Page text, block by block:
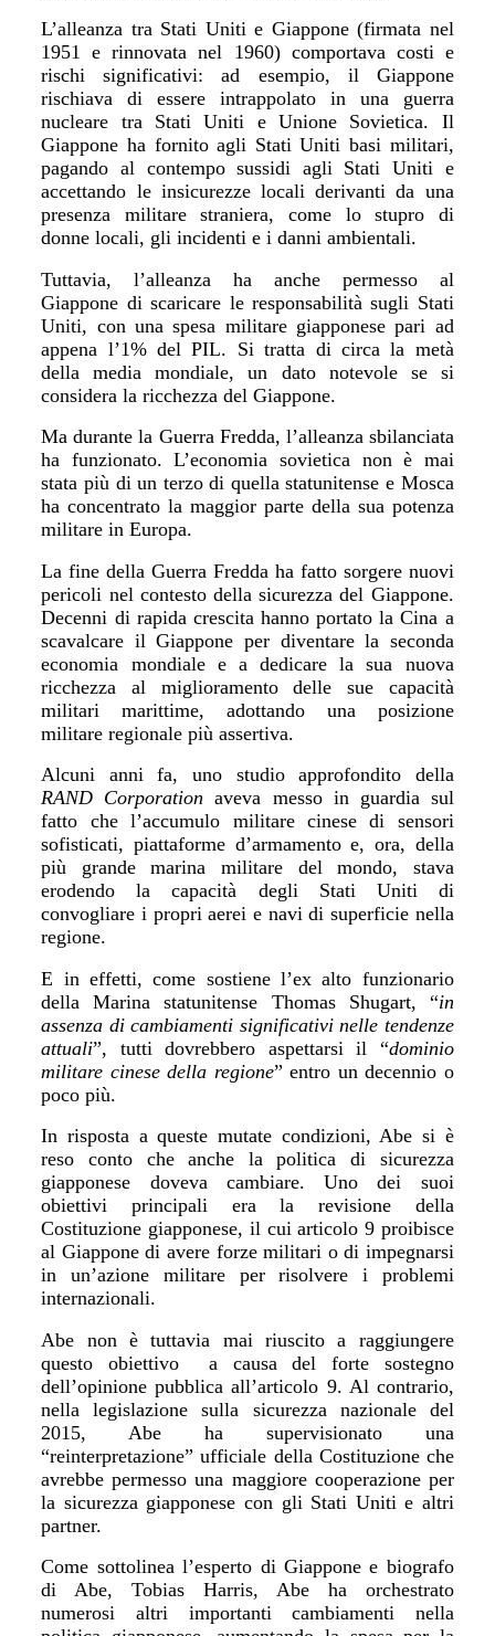
L’alleanza tra Stati Uniti e Giappone (firmata nel
1951 e rinnovata nel 1960) comportava costi e
rischi significativi: ad esempio, il Giappone
rischiava di essere intrappolato in una guerra
nucleare tra Stati Uniti e Unione Sovietica. Il
Giappone ha fornito agli Stati Uniti basi militari,
pagando al contempo sussidi agli Stati Uniti e
accettando le insicurezze locali derivanti da una
presenza militare straniera, come lo stupro di
donne locali, gli incidenti e i danni ambientali.
Tuttavia, l’alleanza ha anche permesso al
Giappone di scaricare le responsabilitàsugli Stati
Uniti, con una spesa militare giapponese pari ad
appena l’1% del PIL. Si tratta di circa la metà
della media mondiale, un dato notevole se si
considera la ricchezza del Giappone.
Ma durante la Guerra Fredda, l’alleanza sbilanciata
ha funzionato. L’economia sovietica non è mai
stata più di un terzo di quella statunitense e Mosca
ha concentrato la maggior parte della sua potenza
militare in Europa.
La fine della Guerra Fredda ha fatto sorgere nuovi
pericoli nel contesto della sicurezza del Giappone.
Decenni di rapida crescita hanno portato la Cina a
scavalcare il Giappone per diventare la seconda
economia mondiale e a dedicare la sua nuova
ricchezza al miglioramento delle sue capacità
militari marittime, adottando una posizione
militare regionale più assertiva.
Alcuni anni fa, uno studio approfondito della
RAND Corporation aveva messo in guardia sul
fatto che l’accumulo militare cinese di sensori
sofisticati, piattaforme d’armamento e, ora, della
più grande marina militare del mondo, stava
erodendo la capacità degli Stati Uniti di
convogliare i propri aerei e navi di superficie nella
regione.
E in effetti, come sostiene l’ex alto funzionario
della Marina statunitense Thomas Shugart, “in
assenza di cambiamenti significativi nelle tendenze
attuali”, tutti dovrebbero aspettarsi il “dominio
militare cinese della regione”entro un decennio o
poco più.
In risposta a queste mutate condizioni, Abe si è
reso conto che anche la politica di sicurezza
giapponese doveva cambiare. Uno dei suoi
obiettivi principali era la revisione della
Costituzione giapponese, il cui articolo 9 proibisce
al Giappone di avere forze militari o di impegnarsi
in un’azione militare per risolvere i problemi
internazionali.
Abe non è tuttavia mai riuscito a raggiungere
questo obiettivo a causa del forte sostegno
dell’opinione pubblica all’articolo 9. Al contrario,
nella legislazione sulla sicurezza nazionale del
2015, Abe ha supervisionato una
“reinterpretazione”ufficiale della Costituzione che
avrebbe permesso una maggiore cooperazione per
la sicurezza giapponese con gli Stati Uniti e altri
partner.
Come sottolinea l’esperto di Giappone e biografo
di Abe, Tobias Harris, Abe ha orchestrato
numerosi altri importanti cambiamenti nella